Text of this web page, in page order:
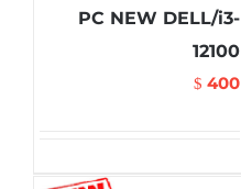
PC NEW DELL/i3-
12100
$ 400